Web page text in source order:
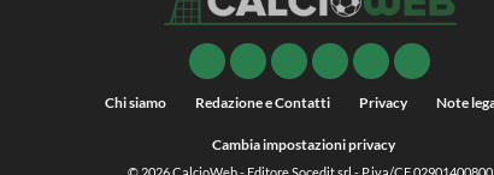
Chi siamo Redazione e Contatti Privacy Note
Cambia impostazioni privacy